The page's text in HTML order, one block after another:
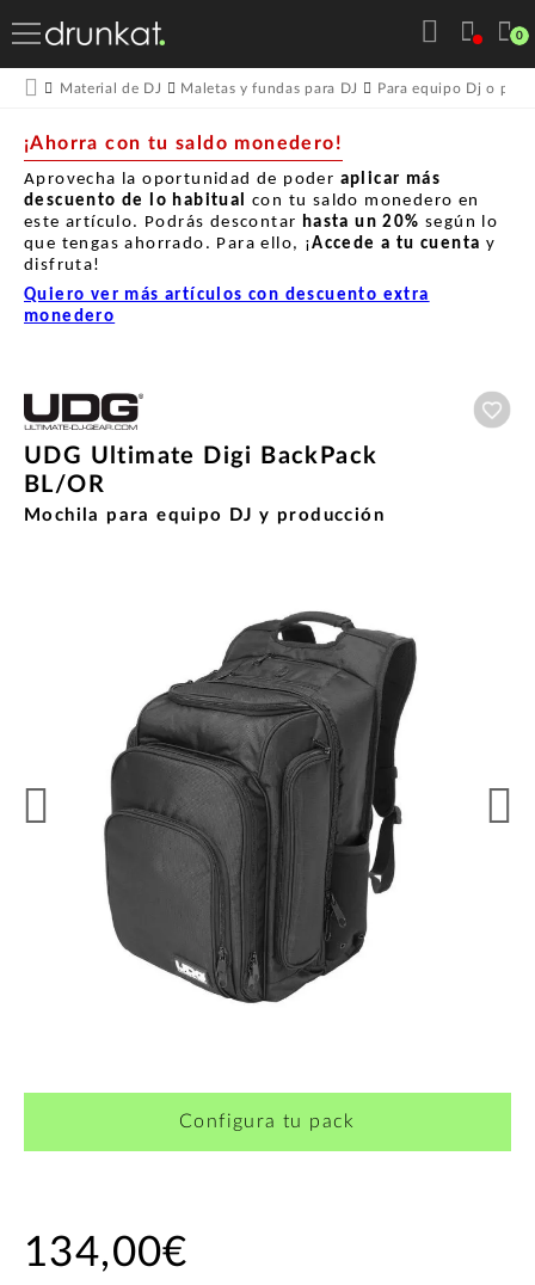
0
Material de DJ Maletas y fundas para DJ Para equipo Dj o
¡Ahorra con tu saldo monedero!
Aprovecha la oportunidad de poder aplicar más
descuento de lo habitual con tu saldo monedero en
este artículo. Podrás descontar hasta un 20% según lo
que tengas ahorrado. Para ello, ¡Accede a tu cuenta y
disfruta!
Quiero ver más artículos con descuento extra
monedero
UDG Ultimate Digi BackPack
BL/OR
Mochila para equipo DJ y producción
Configura tu pack
134,00€